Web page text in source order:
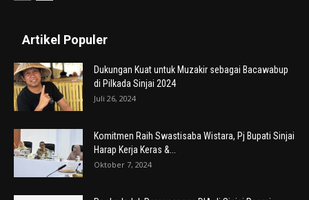
Artikel Populer
Dukungan Kuat untuk Muzakir sebagai Bacawabup
di Pilkada Sinjai 2024
Juli 26, 2024
Komitmen Raih Swastisaba Wistara, Pj Bupati Sinjai
Harap Kerja Keras &...
Oktober 7, 2024